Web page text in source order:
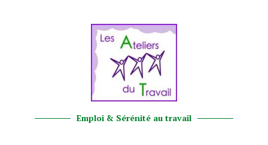
Emploi & Sérénité au travail